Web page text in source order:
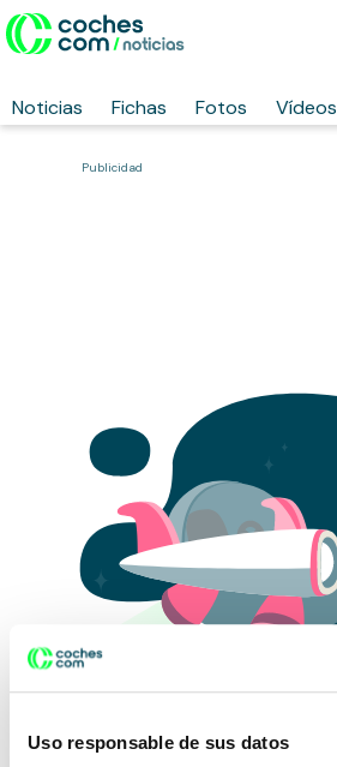
Uso responsable de sus datos
Noticias Fichas Fotos Vídeos
Publicidad